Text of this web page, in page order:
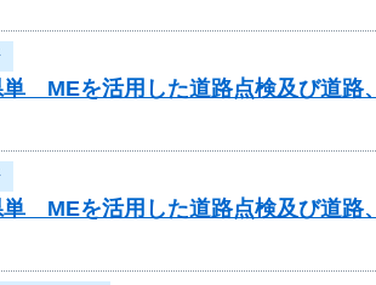
単 MEを活用した道路点検及び道
単 MEを活用した道路点検及び道